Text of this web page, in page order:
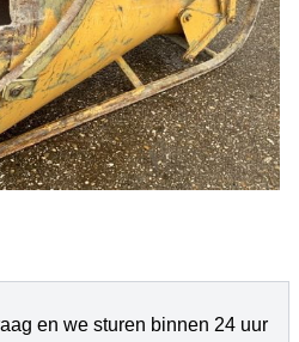
en we sturen binnen 24 uur